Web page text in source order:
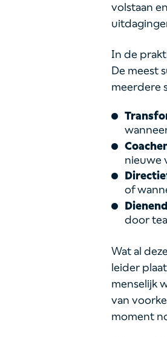
volstaan
In de
De meest
meerdere
nieuwe
of
door
Wat al
leider
menselijk
van
moment